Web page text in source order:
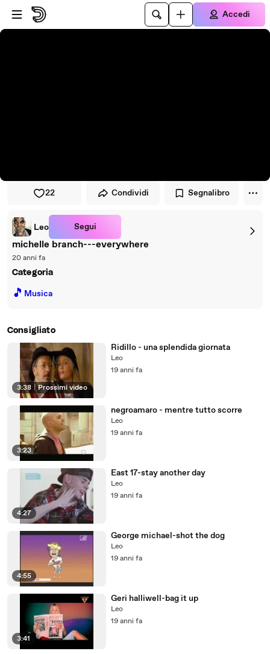
Vai al lettore
Passa al contenuto principale
Accedi
22 Condividi Segnalibro
Leo Segui
michelle branch---everywhere
20 anni fa
Categoria
🎵 Musica
Consigliato
3:38 | Prossimi video
Ridillo - una splendida giornata
Leo
19 anni fa
3:23
negroamaro - mentre tutto scorre
Leo
19 anni fa
4:27
East 17-stay another day
Leo
19 anni fa
4:55
George michael-shot the dog
Leo
19 anni fa
3:41
Geri halliwell-bag it up
Leo
19 anni fa